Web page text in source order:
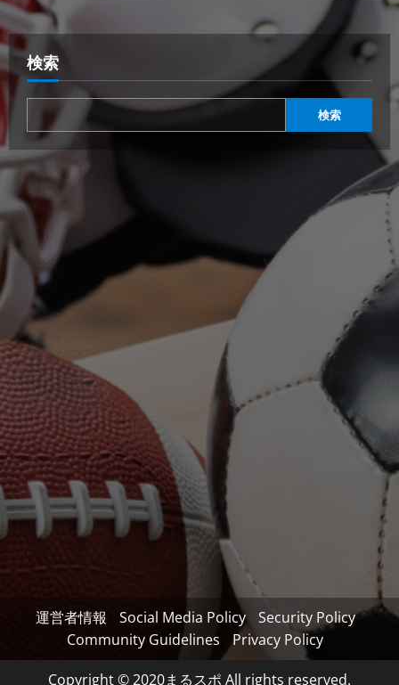
検索
検索
運営者情報 Social Media Policy
Security Policy
Community Guidelines
Privacy Policy
Copyright © 2020まるスポ All rights reserved.